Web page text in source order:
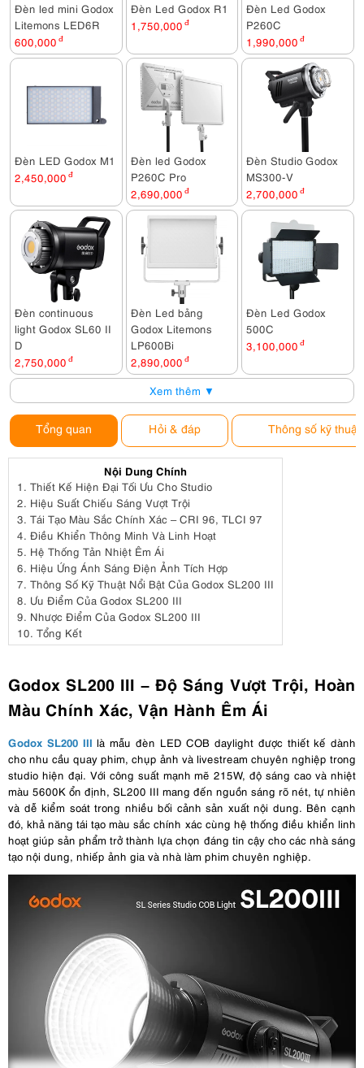
Đèn led mini Godox
Litemons LED6R
600,000 đ
Đèn Led Godox R1
1,750,000 đ
Đèn Led Godox
P260C
1,990,000 đ
Đèn LED Godox M1
2,450,000 đ
Đèn led Godox
P260C Pro
2,690,000 đ
Đèn Studio Godox
MS300-V
2,700,000 đ
Đèn continuous
light Godox SL60 II
D
2,750,000 đ
Đèn Led bảng
Godox Litemons
LP600Bi
2,890,000 đ
Đèn Led Godox
500C
3,100,000 đ
Xem thêm ▼
Tổng quan Hỏi & đáp Thông số kỹ thuật
Nội Dung Chính
1. Thiết Kế Hiện Đại Tối Ưu Cho Studio
2. Hiệu Suất Chiếu Sáng Vượt Trội
3. Tái Tạo Màu Sắc Chính Xác – CRI 96, TLCI 97
4. Điều Khiển Thông Minh Và Linh Hoạt
5. Hệ Thống Tản Nhiệt Êm Ái
6. Hiệu Ứng Ánh Sáng Điện Ảnh Tích Hợp
7. Thông Số Kỹ Thuật Nổi Bật Của Godox SL200 III
8. Ưu Điểm Của Godox SL200 III
9. Nhược Điểm Của Godox SL200 III
10. Tổng Kết
Godox SL200 III – Độ Sáng Vượt Trội, Hoàn
Màu Chính Xác, Vận Hành Êm Ái
Godox SL200 III là mẫu đèn LED COB daylight được thiết kế dành
cho nhu cầu quay phim, chụp ảnh và livestream chuyên nghiệp trong
studio hiện đại. Với công suất mạnh mẽ 215W, độ sáng cao và nhiệt
màu 5600K ổn định, SL200 III mang đến nguồn sáng rõ nét, tự nhiên
và dễ kiểm soát trong nhiều bối cảnh sản xuất nội dung. Bên cạnh
đó, khả năng tái tạo màu sắc chính xác cùng hệ thống điều khiển linh
hoạt giúp sản phẩm trở thành lựa chọn đáng tin cậy cho các nhà sáng
tạo nội dung, nhiếp ảnh gia và nhà làm phim chuyên nghiệp.